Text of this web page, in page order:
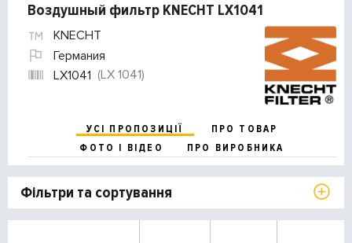
Воздушный фильтр KNECHT LX1041
KNECHT
Германия
LX1041 (LX 1041)
УСІ ПРОПОЗИЦІЇ
ПРО ТОВАР
ФОТО І ВІДЕО
ПРО ВИРОБНИКА
Фільтри та сортування